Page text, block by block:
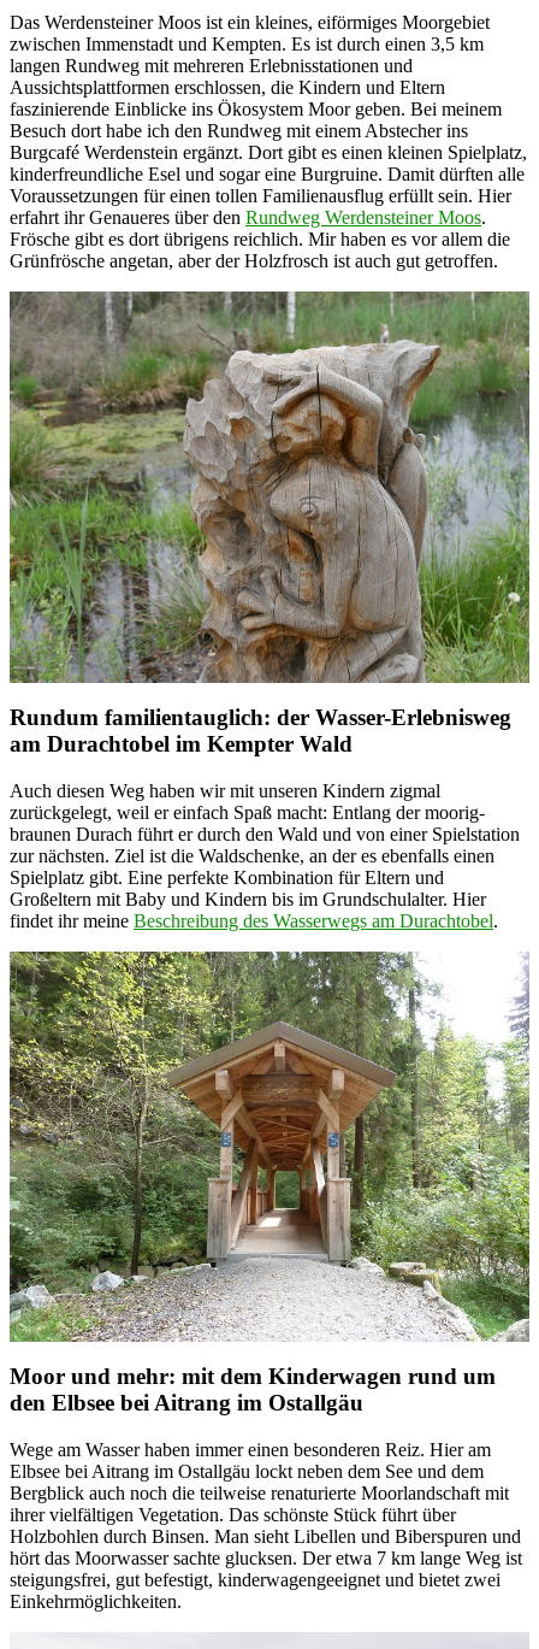
Das Werdensteiner Moos ist ein kleines, eiförmiges Moorgebiet
zwischen Immenstadt und Kempten. Es ist durch einen 3,5 km
langen Rundweg mit mehreren Erlebnisstationen und
Aussichtsplattformen erschlossen, die Kindern und Eltern
faszinierende Einblicke ins Ökosystem Moor geben. Bei meinem
Besuch dort habe ich den Rundweg mit einem Abstecher ins
Burgcafé Werdenstein ergänzt. Dort gibt es einen kleinen Spielplatz,
kinderfreundliche Esel und sogar eine Burgruine. Damit dürften alle
Voraussetzungen für einen tollen Familienausflug erfüllt sein. Hier
erfahrt ihr Genaueres über den Rundweg Werdensteiner Moos.
Frösche gibt es dort übrigens reichlich. Mir haben es vor allem die
Grünfrösche angetan, aber der Holzfrosch ist auch gut getroffen.
Rundum familientauglich: der Wasser-Erlebnisweg
am Durachtobel im Kempter Wald
Auch diesen Weg haben wir mit unseren Kindern zigmal
zurückgelegt, weil er einfach Spaß macht: Entlang der moorig-
braunen Durach führt er durch den Wald und von einer Spielstation
zur nächsten. Ziel ist die Waldschenke, an der es ebenfalls einen
Spielplatz gibt. Eine perfekte Kombination für Eltern und
Großeltern mit Baby und Kindern bis im Grundschulalter. Hier
findet ihr meine Beschreibung des Wasserwegs am Durachtobel.
Moor und mehr: mit dem Kinderwagen rund um
den Elbsee bei Aitrang im Ostallgäu
Wege am Wasser haben immer einen besonderen Reiz. Hier am
Elbsee bei Aitrang im Ostallgäu lockt neben dem See und dem
Bergblick auch noch die teilweise renaturierte Moorlandschaft mit
ihrer vielfältigen Vegetation. Das schönste Stück führt über
Holzbohlen durch Binsen. Man sieht Libellen und Biberspuren und
hört das Moorwasser sachte glucksen. Der etwa 7 km lange Weg ist
steigungsfrei, gut befestigt, kinderwagengeeignet und bietet zwei
Einkehrmöglichkeiten.